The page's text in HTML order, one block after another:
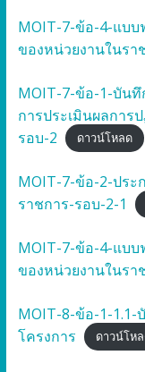
MOIT-7-ข้อ-4-แบบ
ของหน่วยงานในร
MOIT-7-ข้อ-1-บัน
การประเมินผลการ
รอบ-2
ดาวน์โหลด
MOIT-7-ข้อ-2-ประ
ราชการ-รอบ-2-1
MOIT-7-ข้อ-4-แบบ
ของหน่วยงานในร
MOIT-8-ข้อ-1-
โครงการ
ดาวน์โห